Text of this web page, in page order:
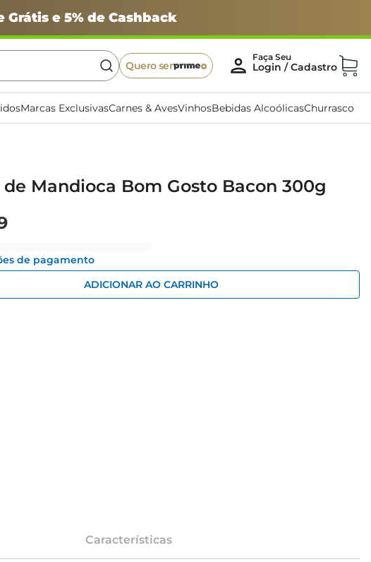
Grátis e 5% de Cashback
Quero ser
Marcas ExclusivasCarnes & AvesVinhosBebidas AlcoólicasChurrasco
de Mandioca Bom Gosto Bacon 300g
de pagamento
ADICIONAR AO CARRINHO
Características